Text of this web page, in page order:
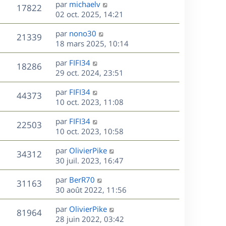
e
s
n
i
e
r
m
e
s
s
a
g
e
17822V
u
D
e
r
n
i
e
r
m
e
s
s
a
g
e
par michaelv
02 oct. 2025, 14:21
21339V
u
e
s
D
e
r
n
i
e
r
m
e
s
s
a
g
e
par nono30
18 mars 2025, 10:14
18286V
u
e
s
D
e
r
n
i
e
r
m
e
s
s
a
g
e
par FIFI34
29 oct. 2024, 23:51
44373V
u
e
s
D
e
r
n
i
e
r
m
e
s
s
a
g
e
par FIFI34
10 oct. 2023, 11:08
22503V
u
e
s
D
e
r
n
i
e
r
m
e
s
s
par FIFI34
10 oct. 2023, 10:58
34312V
u
e
D
e
r
n
i
e
r
m
par OlivierPike
30 juil. 2023, 16:47
31163V
u
D
e
r
n
i
par BerR70
30 août 2022, 11:56
81964V
D
e
par OlivierPike
28 juin 2022, 03:42